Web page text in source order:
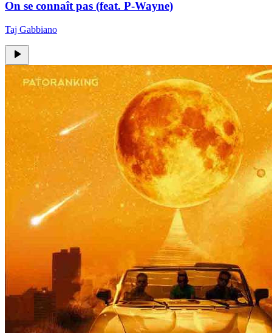
On se connaît pas (feat. P-Wayne)
Taj Gabbiano